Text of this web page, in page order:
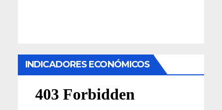
INDICADORES ECONÓMICOS